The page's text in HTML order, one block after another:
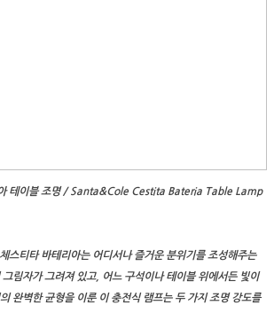
테이블 조명 / Santa&Cole Cestita Bateria Table Lamp
스티타 바테리아는 어디서나 즐거운 분위기를 조성해주는
림자가 그려져 있고, 어느 구석이나 테이블 위에서든 빛이
완벽한 균형을 이룬 이 충전식 램프는 두 가지 조명 강도를